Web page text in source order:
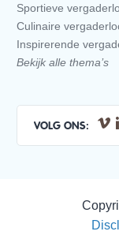
Sportieve
Culinaire
Inspirerende
Bekijk alle thema’s
VOLG ONS: